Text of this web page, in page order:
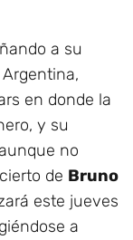
a su
en donde la
y su
no
de Bruno
este jueves
a